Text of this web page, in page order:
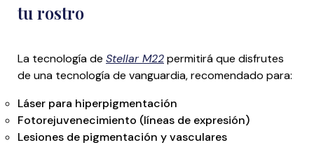
tu rostro
La tecnología de Stellar M22permitirá que disfrutes
de una tecnología de vanguardia, recomendado para:
Láser para hiperpigmentación
Fotorejuvenecimiento (líneas de expresión)
Lesiones de pigmentación y vasculares